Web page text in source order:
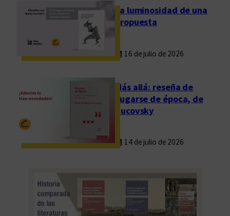
La luminosidad de una
propuesta
16 de julio de 2026
Más allá: reseña de
Fugarse de época, de
Rucovsky
14 de julio de 2026